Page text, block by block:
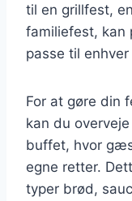
til en grillfest,
familiefest, kan
passe til
For at gøre din
kan du
buffet, hvor
egne retter.
typer brød,